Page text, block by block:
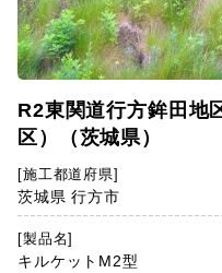
R2東関道行方鉾田地
区）（茨城県）
[施工都道府県]
茨城県 行方市
[製品名]
キルケットM2型